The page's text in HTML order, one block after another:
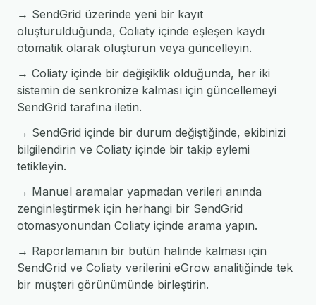
→ SendGrid üzerinde yeni bir kayıt
oluşturulduğunda, Coliaty içinde eşleşen kaydı
otomatik olarak oluşturun veya güncelleyin.
→ Coliaty içinde bir değişiklik olduğunda, her iki
sistemin de senkronize kalması için güncellemeyi
SendGrid tarafına iletin.
→ SendGrid içinde bir durum değiştiğinde, ekibinizi
bilgilendirin ve Coliaty içinde bir takip eylemi
tetikleyin.
→ Manuel aramalar yapmadan verileri anında
zenginleştirmek için herhangi bir SendGrid
otomasyonundan Coliaty içinde arama yapın.
→ Raporlamanın bir bütün halinde kalması için
SendGrid ve Coliaty verilerini eGrow analitiğinde tek
bir müşteri görünümünde birleştirin.